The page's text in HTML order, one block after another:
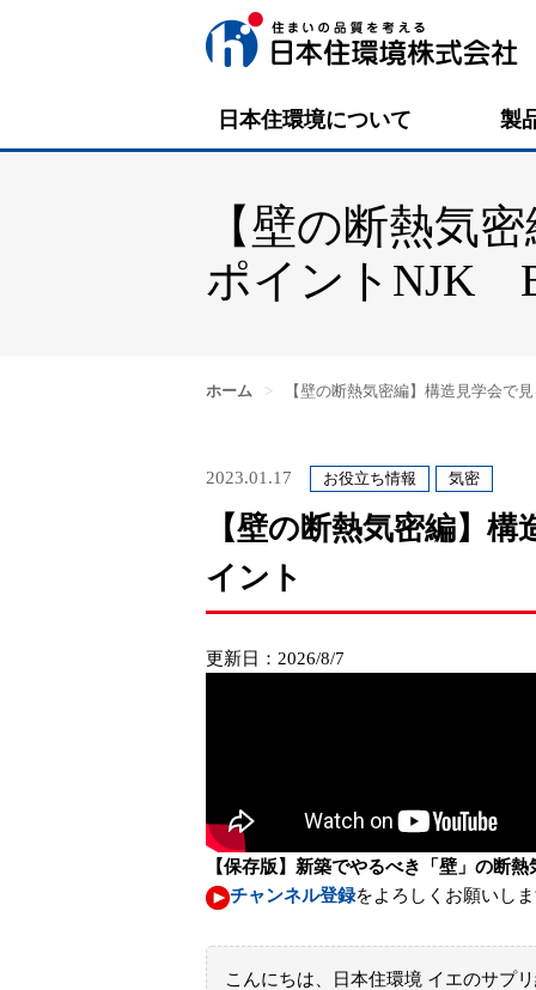
日本住環境について 製
【壁の断熱気
ポイントNJK
ホーム > 【壁の断熱気密編】構造見学会で
2023.01.17 お役立ち情報 気密
【壁の断熱気密編】
イント
更新日：2026/8/7
【保存版】新築でやるべき「壁」の断
チャンネル登録をよろしくお願いし
こんにちは、日本住環境 イエのサプ